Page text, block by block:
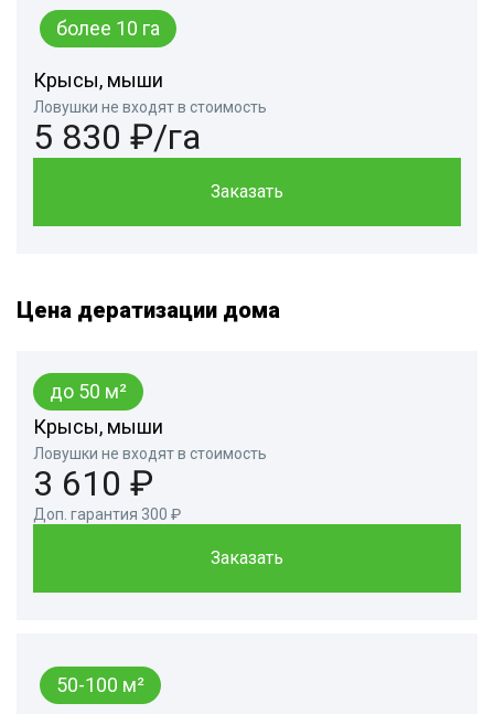
более 10 га
Крысы, мыши
Ловушки не входят в стоимость
5 830 ₽/га
Заказать
Цена дератизации дома
до 50 м²
Крысы, мыши
Ловушки не входят в стоимость
3 610 ₽
Доп. гарантия 300 ₽
Заказать
50-100 м²